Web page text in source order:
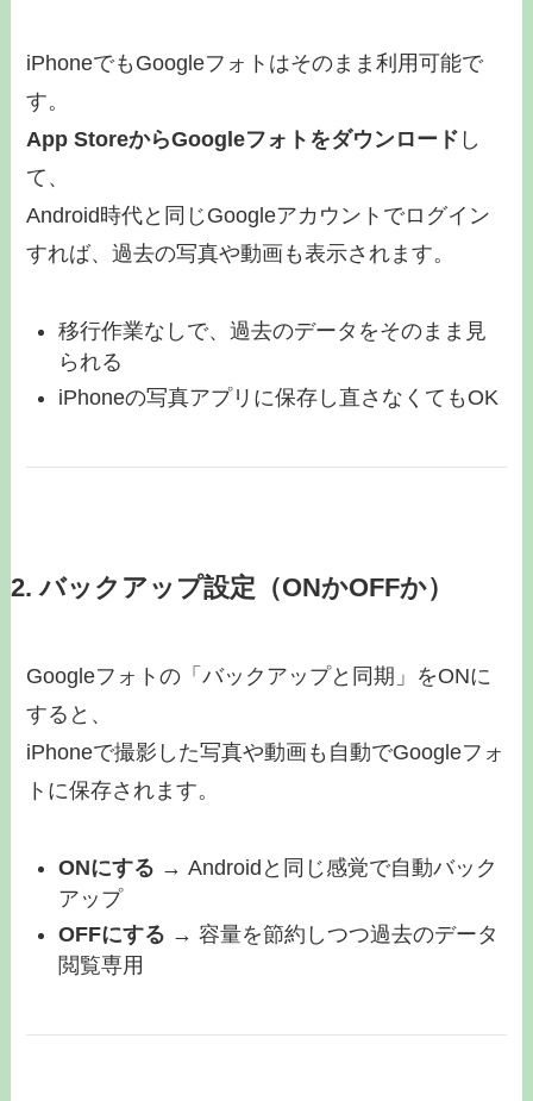
iPhoneでもGoogleフォトはそのまま利用可能で
す。
App StoreからGoogleフォトをダウンロード し
て、
Android時代と同じGoogleアカウントでログイン
すれば、過去の写真や動画も表示されます。
移行作業なしで、過去のデータをそのまま見
られる
iPhoneの写真アプリに保存し直さなくてもOK
2. バックアップ設定（ONかOFFか）
Googleフォトの「バックアップと同期」をONに
すると、
iPhoneで撮影した写真や動画も自動でGoogleフォ
トに保存されます。
ONにする → Androidと同じ感覚で自動バック
アップ
OFFにする → 容量を節約しつつ過去のデータ
閲覧専用